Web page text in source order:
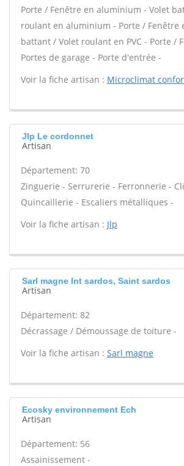
Porte / Fenêtre en aluminium - Volet
roulant en aluminium - Porte / Fenêtre
battant / Volet roulant en PVC - Porte /
Portes de garage - Porte d'entrée -
Voir la fiche artisan : Microclimat
Jlp Le cordonnet
Artisan
Département: 70
Zinguerie - Serrurerie - Ferronnerie -
Quincaillerie - Escaliers métalliques -
Voir la fiche artisan : Jlp
Sarl magne Int sardos, Saint sardos
Artisan
Département: 82
Décrassage / Démoussage de toiture -
Voir la fiche artisan : Sarl magne
Ecosky environnement Ech
Artisan
Département: 56
Assainissement -